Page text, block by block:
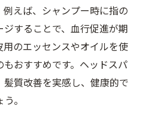
えば、シャンプー時に指の
することで、血行促進が期
のエッセンスやオイルを使
おすすめです。ヘッドスパ
質改善を実感し、健康的で
。